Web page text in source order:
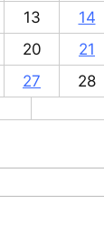
13 14
20 21
27 28